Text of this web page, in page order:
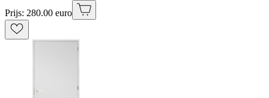
Prijs: 280.00 euro